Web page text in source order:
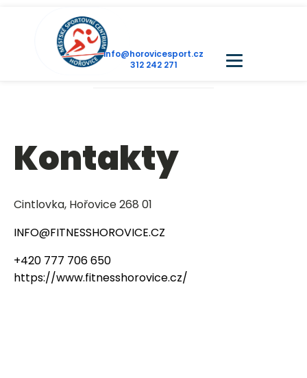
info@horovicesport.cz
312 242 271
Kontakty
Cintlovka, Hořovice 268 01
INFO@FITNESSHOROVICE.CZ
+420 777 706 650
https://www.fitnesshorovice.cz/